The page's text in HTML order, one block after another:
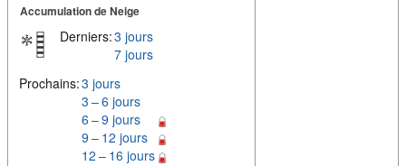
Accumulation de Neige
Derniers:3 jours
7 jours
Prochains:3 jours
3 – 6 jours
6 – 9 jours
9 – 12 jours
12 – 16 jours